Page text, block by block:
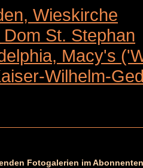
Wieskirche
St. Stephan
Macy's
Wilhelm-
Fotogalerien im